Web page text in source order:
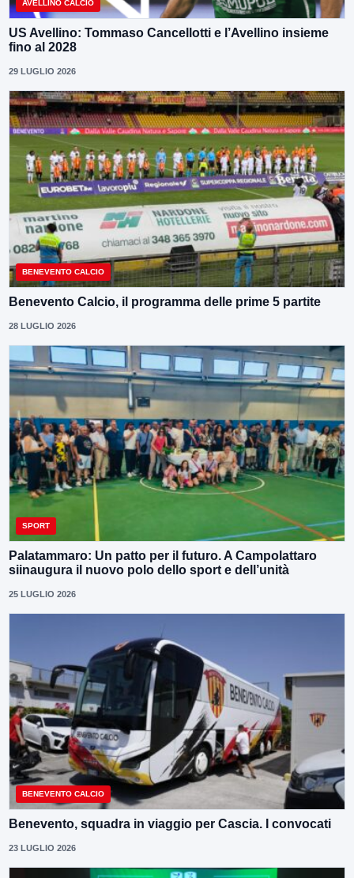
AVELLINO CALCIO
US Avellino: Tommaso Cancellotti e l’Avellino insieme
fino al 2028
29 LUGLIO 2026
BENEVENTO CALCIO
Benevento Calcio, il programma delle prime 5 partite
28 LUGLIO 2026
SPORT
Palatammaro: Un patto per il futuro. A Campolattaro
siinaugura il nuovo polo dello sport e dell’unità
25 LUGLIO 2026
BENEVENTO CALCIO
Benevento, squadra in viaggio per Cascia. I convocati
23 LUGLIO 2026